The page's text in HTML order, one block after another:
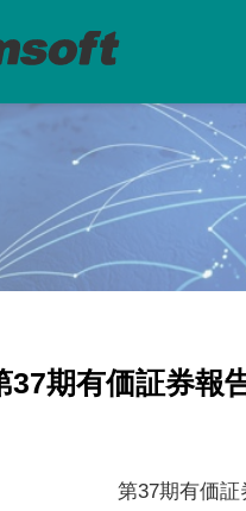
37期有価証券報
第37期有価